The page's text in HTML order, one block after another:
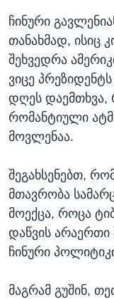
ჩინური
თანახმად, ისიც
შეხვედრა
ვიცე
დღეს დაემთხვა,
რომანტიული
მოვლენაა.
შეგახსენებთ,
მთავრობა
მოექცა, როცა
დაწვის არაერთი
ჩინური
მაგრამ გუშინ,